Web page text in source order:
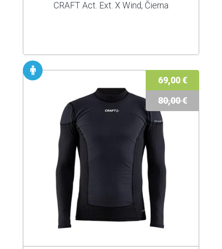
CRAFT Act. Ext. X Wind, Čierna
69,00 €
80,00 €